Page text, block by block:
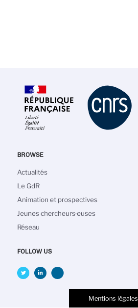
BROWSE
Navigation
principale
Actualités
Le GdR
Animation et prospectives
Jeunes chercheurs·euses
Réseau
FOLLOW US
Mentions légales